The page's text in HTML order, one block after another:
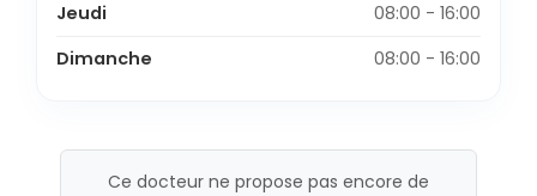
Jeudi
08:00 - 16:00
Dimanche
08:00 - 16:00
Ce docteur ne propose pas encore de